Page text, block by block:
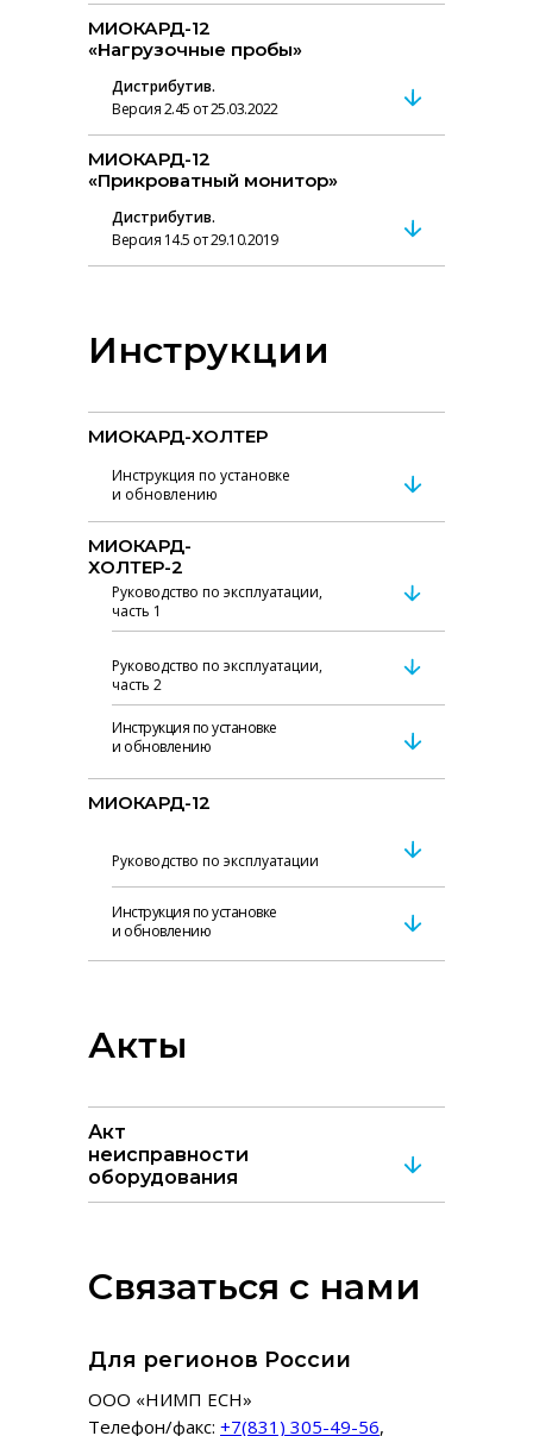
МИОКАРД-12
«Прикроватный монитор»
Версия 14.5 от 29.10.2019
Дистрибутив.
Версия 2.45 от 25.03.2022
Дистрибутив.
МИОКАРД-12
«Нагрузочные пробы»
Инструкции
МИОКАРД-12
МИОКАРД-ХОЛТЕР
Руководство по эксплуатации
Инструкция по установке
и обновлению
МИОКАРД-
ХОЛТЕР-2
Руководство по эксплуатации,
часть 1
Инструкция по установке
и обновлению
Инструкция по установке
и обновлению
Руководство по эксплуатации,
часть 2
Акты
Акт
неисправности
оборудования
Связаться с нами
Для регионов России
ООО «НИМП ЕСН»
Телефон/факс: +7(831) 305-49-56,